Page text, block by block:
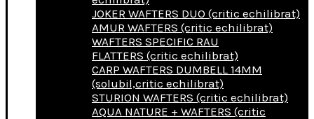
JOKER WAFTERS DUO (critic echilibrat)
AMUR WAFTERS (critic echilibrat)
WAFTERS SPECIFIC RAU
FLATTERS (critic echilibrat)
CARP WAFTERS DUMBELL 14MM
(solubil,critic echilibrat)
STURION WAFTERS (critic echilibrat)
AQUA NATURE + WAFTERS (critic